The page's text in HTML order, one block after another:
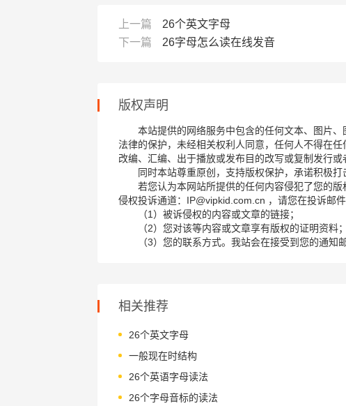
上一篇
26个英文字母
下一篇
26字母怎么读在线发音
版权声明
本站提供的网络服务中包含的任何文本、图片
法律的保护，未经相关权利人同意，任何人不得在
改编、汇编、出于播放或发布目的改写或复制发行或
同时本站尊重原创，支持版权保护，承诺积极打
若您认为本网站所提供的任何内容侵犯了您的
侵权投诉通道：IP@vipkid.com.cn ，请您在投诉邮件
（1）被诉侵权的内容或文章的链接；
（2）您对该等内容或文章享有版权的证明资料；
（3）您的联系方式。我站会在接受到您的通知
相关推荐
26个英文字母
一般现在时结构
26个英语字母读法
26个字母音标的读法